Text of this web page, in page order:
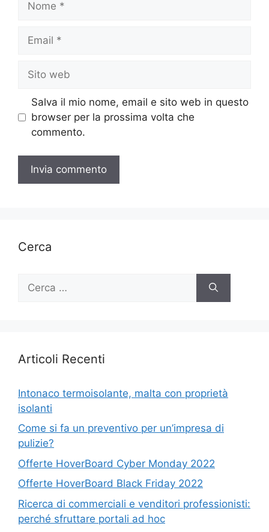
Email
Sito
web
Salva il mio nome, email e sito web in questo
browser per la prossima volta che
commento.
Cerca
per:
Articoli Recenti
Intonaco termoisolante, malta con proprietà
isolanti
Come si fa un preventivo per un’impresa di
pulizie?
Offerte HoverBoard Cyber Monday 2022
Offerte HoverBoard Black Friday 2022
Ricerca di commerciali e venditori professionisti:
perché sfruttare portali ad hoc